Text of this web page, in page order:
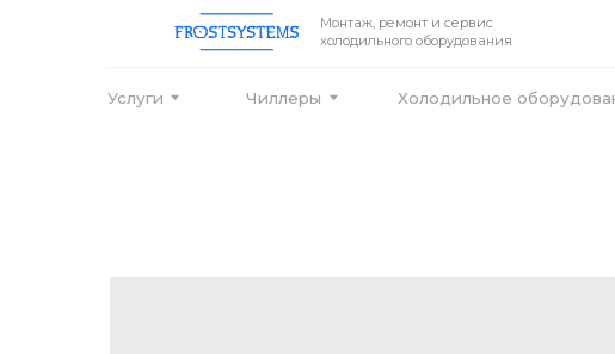
Монтаж, ремонт и сервис
холодильного оборудования